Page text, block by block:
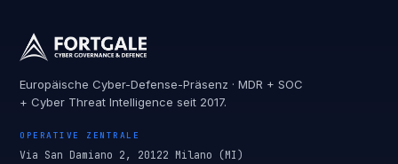
Europäische Cyber-Defense-Präsenz · MDR + SOC
+ Cyber Threat Intelligence seit 2017.
OPERATIVE ZENTRALE
Via San Damiano 2, 20122 Milano (MI)